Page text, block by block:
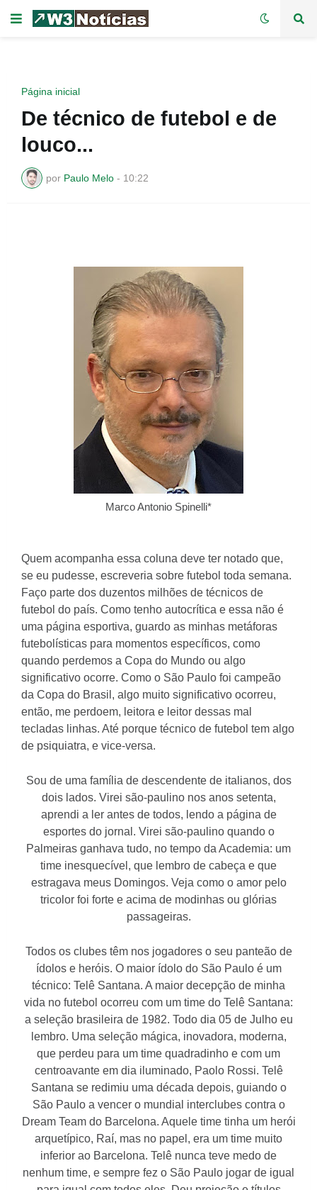
Página inicial
De técnico de futebol e de
louco...
por Paulo Melo - 10:22
Marco Antonio Spinelli*
Quem acompanha essa coluna deve ter notado que,
se eu pudesse, escreveria sobre futebol toda semana.
Faço parte dos duzentos milhões de técnicos de
futebol do país. Como tenho autocrítica e essa não é
uma página esportiva, guardo as minhas metáforas
futebolísticas para momentos específicos, como
quando perdemos a Copa do Mundo ou algo
significativo ocorre. Como o São Paulo foi campeão
da Copa do Brasil, algo muito significativo ocorreu,
então, me perdoem, leitora e leitor dessas mal
tecladas linhas. Até porque técnico de futebol tem algo
de psiquiatra, e vice-versa.
Sou de uma família de descendente de italianos, dos
dois lados. Virei são-paulino nos anos setenta,
aprendi a ler antes de todos, lendo a página de
esportes do jornal. Virei são-paulino quando o
Palmeiras ganhava tudo, no tempo da Academia: um
time inesquecível, que lembro de cabeça e que
estragava meus Domingos. Veja como o amor pelo
tricolor foi forte e acima de modinhas ou glórias
passageiras.
Todos os clubes têm nos jogadores o seu panteão de
ídolos e heróis. O maior ídolo do São Paulo é um
técnico: Telê Santana. A maior decepção de minha
vida no futebol ocorreu com um time do Telê Santana:
a seleção brasileira de 1982. Todo dia 05 de Julho eu
lembro. Uma seleção mágica, inovadora, moderna,
que perdeu para um time quadradinho e com um
centroavante em dia iluminado, Paolo Rossi. Telê
Santana se redimiu uma década depois, guiando o
São Paulo a vencer o mundial interclubes contra o
Dream Team do Barcelona. Aquele time tinha um herói
arquetípico, Raí, mas no papel, era um time muito
inferior ao Barcelona. Telê nunca teve medo de
nenhum time, e sempre fez o São Paulo jogar de igual